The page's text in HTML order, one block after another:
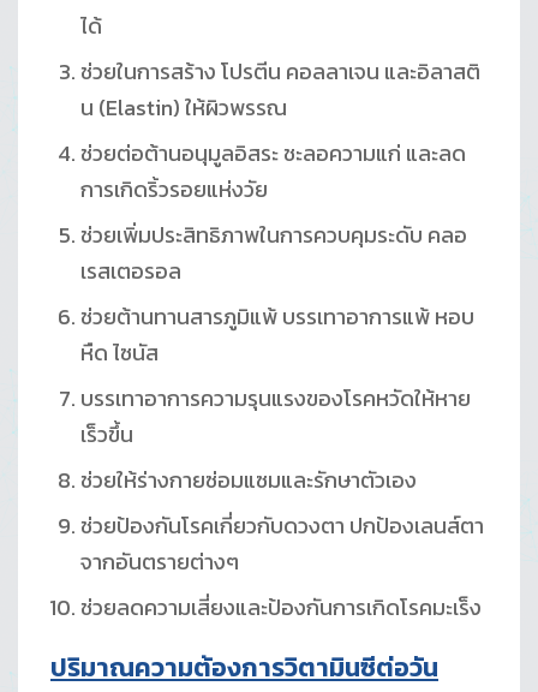
ได้
ช่วยในการสร้าง โปรตีน คอลลาเจน และอิลาสติ
น (Elastin) ให้ผิวพรรณ
ช่วยต่อต้านอนุมูลอิสระ ชะลอความแก่ และลด
การเกิดริ้วรอยแห่งวัย
ช่วยเพิ่มประสิทธิภาพในการควบคุมระดับ คลอ
เรสเตอรอล
ช่วยต้านทานสารภูมิแพ้ บรรเทาอาการแพ้ หอบ
หืด ไซนัส
บรรเทาอาการความรุนแรงของโรคหวัดให้หาย
เร็วขึ้น
ช่วยให้ร่างกายซ่อมแซมและรักษาตัวเอง
ช่วยป้องกันโรคเกี่ยวกับดวงตา ปกป้องเลนส์ตา
จากอันตรายต่างๆ
ช่วยลดความเสี่ยงและป้องกันการเกิดโรคมะเร็ง
ปริมาณความต้องการวิตามินซีต่อวัน